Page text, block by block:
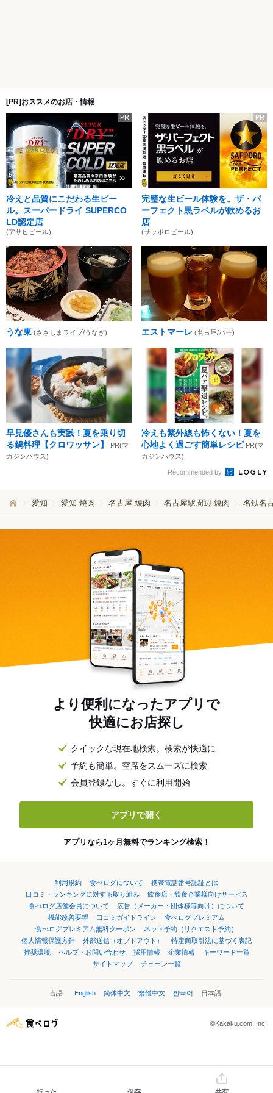
[PR]おススメのお店・情報
PR
冷えと品質にこだわる生ビー
ル。スーパードライ SUPERCO
LD認定店
(アサヒビール)
PR
完璧な生ビール体験を。ザ・パ
ーフェクト黒ラベルが飲めるお
店
(サッポロビール)
うな東 (ささしまライブ/うなぎ) エストマーレ (名古屋/バー)
早見優さんも実践！夏を乗り切
る鍋料理【クロワッサン】
PR(マ
ガジンハウス)
冷えも紫外線も怖くない！夏を
心地よく過ごす簡単レシピ PR(マ
ガジンハウス)
Recommended by
愛知 愛知 焼肉 名古屋 焼肉 名古屋駅周辺 焼肉 名鉄名
より便利になったアプリで
快適にお店探し
クイックな現在地検索。検索が快適に
予約も簡単。空席をスムーズに検索
会員登録なし。すぐに利用開始
アプリで開く
アプリなら1ヶ月無料でランキング検索！
利用規約 食べログについて
携帯電話番号認証とは
口コミ・ランキングに対する取り組み
飲食店・飲食企業様向けサービス
食べログ店舗会員について
広告（メーカー・団体様等向け）について
機能改善要望
口コミガイドライン
食べログプレミアム
食べログプレミアム無料クーポン
ネット予約（リクエスト予約）
個人情報保護方針
外部送信（オプトアウト）
特定商取引法に基づく表記
推奨環境
ヘルプ・お問い合わせ 採用情報 企業情報
キーワード一覧
サイトマップ
チェーン一覧
言語： English 简体中文 繁體中文 한국어 日本語
©Kakaku.com, Inc.